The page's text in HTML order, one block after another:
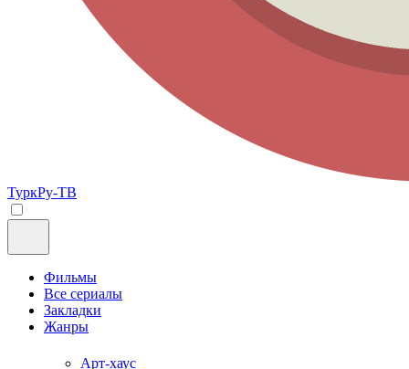
ТуркРу-ТВ
Фильмы
Все сериалы
Закладки
Жанры
Арт-хаус